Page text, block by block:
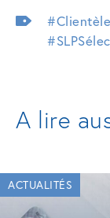
A lire
ACTUALITÉS